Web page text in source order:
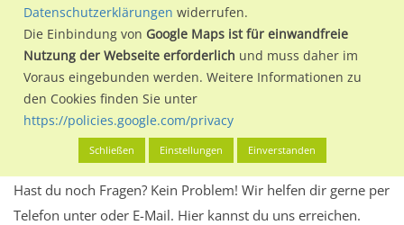
aktuelleStandortinformationenundLeistungswerte
kannst du dich schon vor der Buchung im Detail über den
Standort, seine Reichweite und Werbewirkung sowie
eventuelle Beschränkungen in den zugelassenen
Werbeinhalten informieren.
Alles klar? Dann findest du direkt im unteren Teil dieser Seite
Buchungdes Standorts.
Hast du noch Fragen? Kein Problem! Wir helfen dir gerne per
Telefon unter oder E-Mail. Hier kannst du uns erreichen.
Datenschutzerklärungen widerrufen.
Die Einbindung von Google Maps ist für einwandfreie
Nutzung der Webseite erforderlich und muss daher im
Voraus eingebunden werden. Weitere Informationen zu
den Cookies finden Sie unter
https://policies.google.com/privacy
Schließen Einstellungen Einverstanden